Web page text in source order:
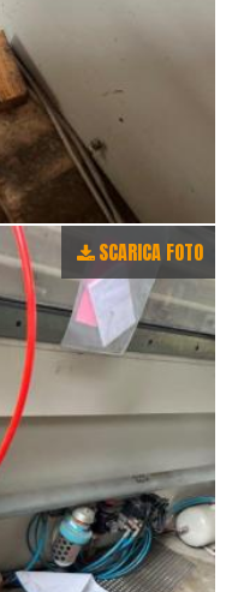
SCARICA FOTO